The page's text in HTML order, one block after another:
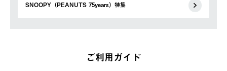
SNOOPY（PEANUTS 75years）特集
ご利用ガイド